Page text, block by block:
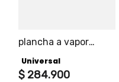
plancha a vapor
Universal
$ 284.900